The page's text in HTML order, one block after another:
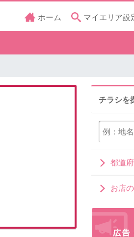
ホーム マイエリア設
チラシを
都道
お店